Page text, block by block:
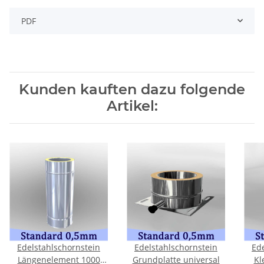
PDF
Kunden kauften dazu folgende
Artikel:
Edelstahlschornstein
Längenelement 1000
Edelstahlschornstein
Grundplatte universal